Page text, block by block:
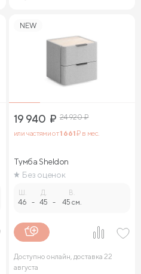
NEW
19 940 ₽ 24 920₽
или частями от1 661₽ в мес.
Тумба Sheldon
Без оценок
46 -
Д.
45 -
В.
45 см.
Доступно онлайн, доставка 22
августа